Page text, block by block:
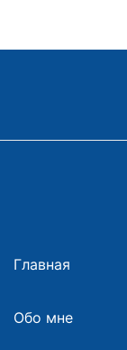
Главная
Обо мне